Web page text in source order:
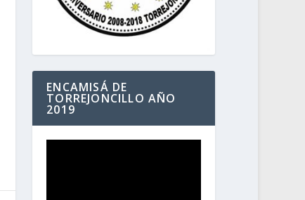
ENCAMISÁ DE
TORREJONCILLO AÑO
2019